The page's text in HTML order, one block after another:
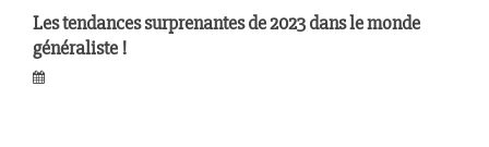
Les tendances surprenantes de 2023 dans le monde
généraliste !